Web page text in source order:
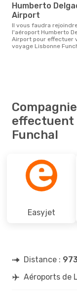
Humberto Delgado
Airport
Il vous faudra rejoindre
l'aéroport Humberto
Airport pour effectuer
voyage Lisbonne
effectuent
Funchal
Easyjet
Distance :
Aéroports de